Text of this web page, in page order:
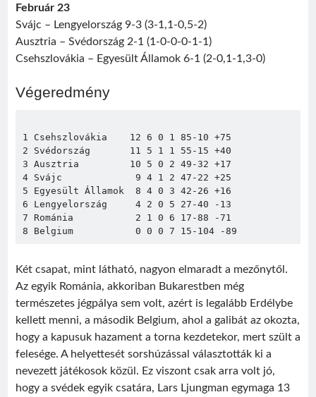
Február 23
Svájc – Lengyelország 9-3 (3-1,1-0,5-2)
Ausztria – Svédország 2-1 (1-0-0-0-1-1)
Csehszlovákia – Egyesült Államok 6-1 (2-0,1-1,3-0)
Végeredmény
1 Csehszlovákia    12 6 0 1 85-10 +75
2 Svédország       11 5 1 1 55-15 +40
3 Ausztria         10 5 0 2 49-32 +17
4 Svájc             9 4 1 2 47-22 +25
5 Egyesült Államok  8 4 0 3 42-26 +16
6 Lengyelország     4 2 0 5 27-40 -13
7 Románia           2 1 0 6 17-88 -71
8 Belgium           0 0 0 7 15-104 -89
Két csapat, mint látható, nagyon elmaradt a mezőnytől.
Az egyik Románia, akkoriban Bukarestben még
természetes jégpálya sem volt, azért is legalább Erdélybe
kellett menni, a második Belgium, ahol a galibát az okozta,
hogy a kapusuk hazament a torna kezdetekor, mert szült a
felesége. A helyettesét sorshúzással választották ki a
nevezett játékosok közül. Ez viszont csak arra volt jó,
hogy a svédek egyik csatára, Lars Ljungman egymaga 13